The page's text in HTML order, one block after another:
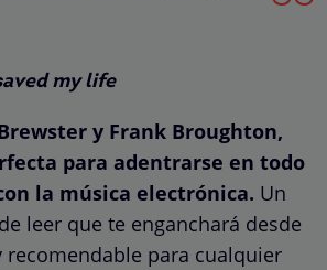
my life
y Frank Broughton,
para adentrarse en todo
la música electrónica. Un
leer que te enganchará desde
para cualquier